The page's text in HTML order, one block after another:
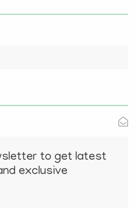
to get latest
exclusive